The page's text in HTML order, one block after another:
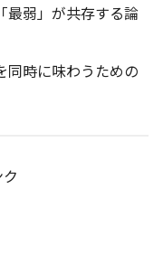
最弱」が共存する論
同時に味わうための